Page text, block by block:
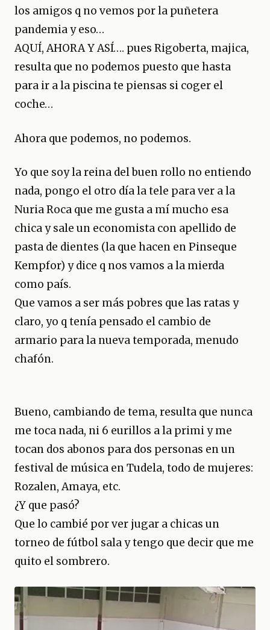
los amigos q no vemos por la puñetera
pandemia y eso…
AQUÍ, AHORA Y ASÍ…. pues Rigoberta, majica,
resulta que no podemos puesto que hasta
para ir a la piscina te piensas si coger el
coche…
Ahora que podemos, no podemos.
Yo que soy la reina del buen rollo no entiendo
nada, pongo el otro día la tele para ver a la
Nuria Roca que me gusta a mí mucho esa
chica y sale un economista con apellido de
pasta de dientes (la que hacen en Pinseque
Kempfor) y dice q nos vamos a la mierda
como país.
Que vamos a ser más pobres que las ratas y
claro, yo q tenía pensado el cambio de
armario para la nueva temporada, menudo
chafón.
Bueno, cambiando de tema, resulta que nunca
me toca nada, ni 6 eurillos a la primi y me
tocan dos abonos para dos personas en un
festival de música en Tudela, todo de mujeres:
Rozalen, Amaya, etc.
¿Y que pasó?
Que lo cambié por ver jugar a chicas un
torneo de fútbol sala y tengo que decir que me
quito el sombrero.